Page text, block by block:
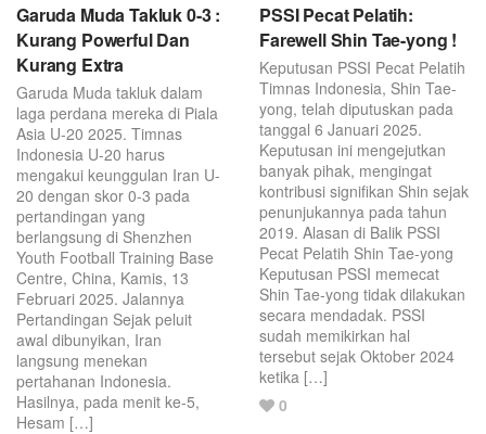
Garuda Muda Takluk 0-3 :
Kurang Powerful Dan
Kurang Extra
Garuda Muda takluk dalam
laga perdana mereka di Piala
Asia U-20 2025. Timnas
Indonesia U-20 harus
mengakui keunggulan Iran U-
20 dengan skor 0-3 pada
pertandingan yang
berlangsung di Shenzhen
Youth Football Training Base
Centre, China, Kamis, 13
Februari 2025. Jalannya
Pertandingan Sejak peluit
awal dibunyikan, Iran
langsung menekan
pertahanan Indonesia.
Hasilnya, pada menit ke-5,
Hesam […]
PSSI Pecat Pelatih:
Farewell Shin Tae-yong !
Keputusan PSSI Pecat Pelatih
Timnas Indonesia, Shin Tae-
yong, telah diputuskan pada
tanggal 6 Januari 2025.
Keputusan ini mengejutkan
banyak pihak, mengingat
kontribusi signifikan Shin sejak
penunjukannya pada tahun
2019. Alasan di Balik PSSI
Pecat Pelatih Shin Tae-yong
Keputusan PSSI memecat
Shin Tae-yong tidak dilakukan
secara mendadak. PSSI
sudah memikirkan hal
tersebut sejak Oktober 2024
ketika […]
Love
0